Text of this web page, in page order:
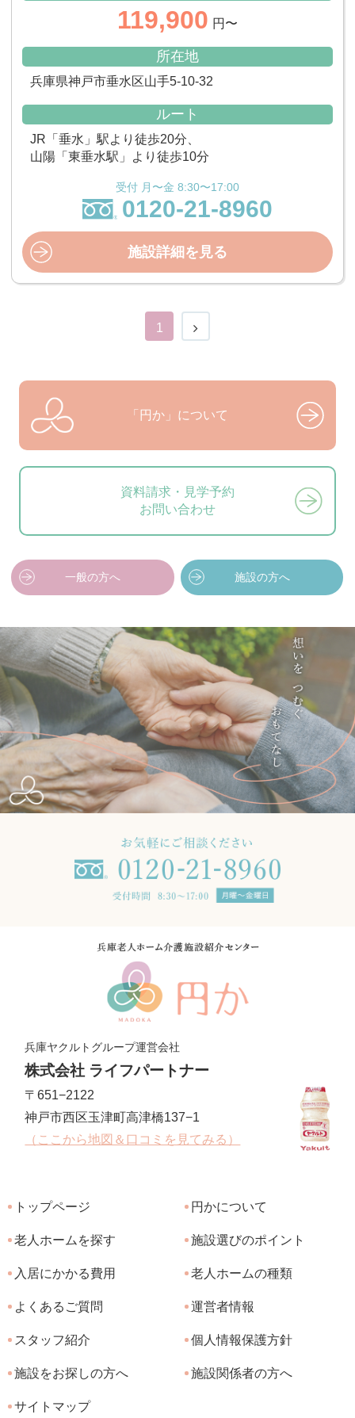
119,900 円〜
所在地
兵庫県神戸市垂水区山手5-10-32
ルート
JR「垂水」駅より徒歩20分、
山陽「東垂水駅」より徒歩10分
受付 月〜金 8:30〜17:00
0120-21-8960
施設詳細を見る
1
「円か」について
資料請求・見学予約
お問い合わせ
一般の方へ 施設の方へ
兵庫ヤクルトグループ運営会社
株式会社 ライフパートナー
〒651−2122
神戸市西区玉津町高津橋137−1
（ここから地図＆口コミを見てみる）
トップページ 円かについて
老人ホームを探す 施設選びのポイント
入居にかかる費用 老人ホームの種類
よくあるご質問 運営者情報
スタッフ紹介 個人情報保護方針
施設をお探しの方へ 施設関係者の方へ
サイトマップ